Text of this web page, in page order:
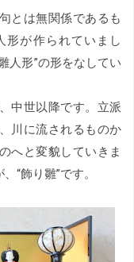
とは無関係であるも
形が作られていまし
人形”の形をなしてい
中世以降です。立派
川に流されるものか
へと変貌していきま
“飾り雛”です。